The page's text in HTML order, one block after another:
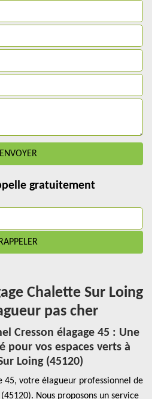
gratuitement
Chalette Sur Loing
pas cher
Cresson élagage 45 : Une
pour vos espaces verts à
Loing (45120)
45, votre élagueur professionnel de
Nous proposons un service